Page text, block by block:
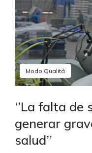
Modo Qualitá
‘’La falta de
generar
salud’’